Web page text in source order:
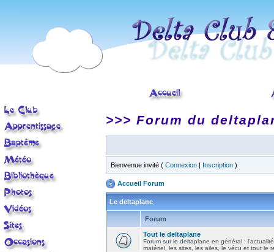
>>> Forum du
Bienvenue invité ( Connexion | Inscription )
Accueil Forum
Le deltaplane
Forum
Tout le deltaplane
Forum sur le deltaplane en général :
matériel, les sites, les ailes, le vécu et tout le